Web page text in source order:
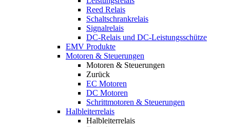
Reed Relais
Schaltschrankrelais
Signalrelais
DC-Relais und DC-Leistungsschütze
EMV Produkte
Motoren & Steuerungen
Motoren & Steuerungen
Zurück
EC Motoren
DC Motoren
Schrittmotoren & Steuerungen
Halbleiterrelais
Halbleiterrelais